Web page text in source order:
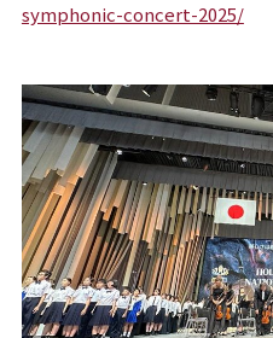
symphonic-concert-2025/